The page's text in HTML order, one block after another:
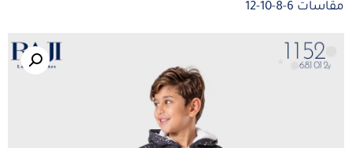
مقاسات 6-8-10-12